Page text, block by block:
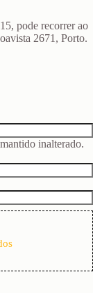
pode recorrer ao
2671, Porto.
inalterado.